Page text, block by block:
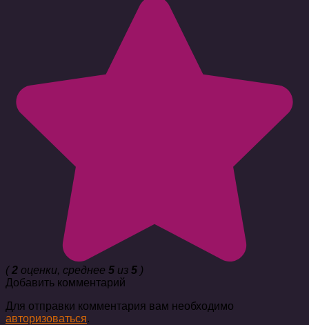
(2 оценки, среднее 5 из 5 )
Добавить комментарий
Для отправки комментария вам необходимо
авторизоваться.